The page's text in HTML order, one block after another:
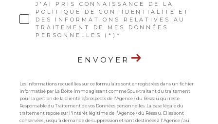
J'AI PRIS CONNAISSANCE DE LA
POLITIQUE DE CONFIDENTIALITÉ ET
DES INFORMATIONS RELATIVES AU
TRAITEMENT DE MES DONNÉES
PERSONNELLES (*)*
ENVOYER
Les informations recueillies sur ce formulaire sont enregistrées dans un fichier
informatisé par La Boite Immo agissant comme Sous-traitant du traitement
pour la gestion de la clientèle/prospects de l'Agence / du Réseau qui reste
Responsable du Traitement de vos Données personnelles. La base légale du
traitement repose sur l'intérêt légitime de l'Agence / du Réseau. Elles sont
conservées jusqu'à demande de suppression et sont destinées à l'Agence / au